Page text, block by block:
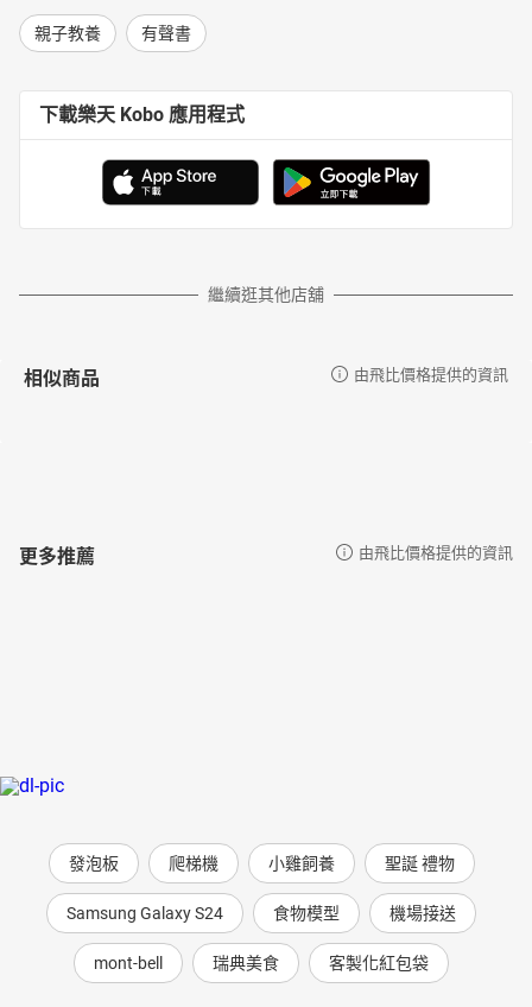
親子教養 有聲書
下載樂天 Kobo 應用程式
繼續逛其他店舖
相似商品 由飛比價格提供的資訊
更多推薦 由飛比價格提供的資訊
發泡板 爬梯機 小雞飼養 聖誕 禮物
Samsung Galaxy S24 食物模型 機場接送
mont-bell 瑞典美食 客製化紅包袋